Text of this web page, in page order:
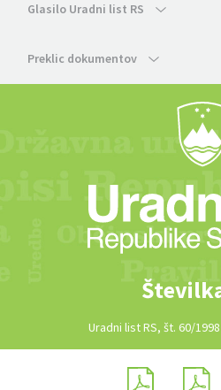
Glasilo Uradni list RS
Preklic dokumentov
Uradni list RS, št. 60/